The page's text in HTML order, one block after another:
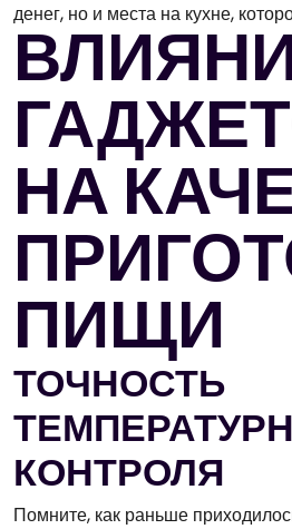
денег, но и места на кухне,
НА
ПИЩИ
ТОЧНОСТЬ
КОНТРОЛЯ
Помните, как раньше